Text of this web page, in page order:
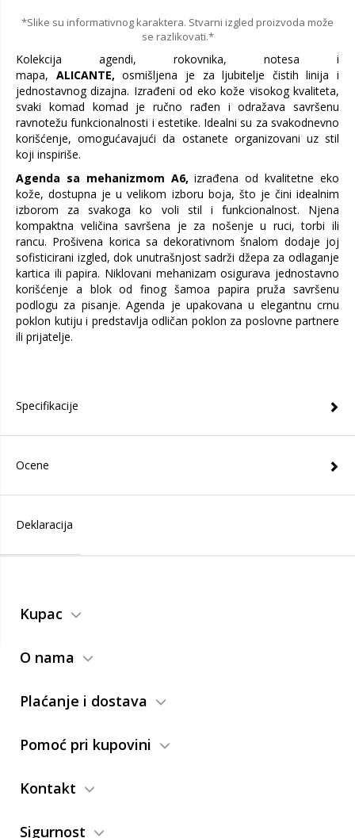
*Slike su informativnog karaktera. Stvarni izgled proizvoda može
se razlikovati.*
Kolekcija agendi, rokovnika, notesa i
mapa, ALICANTE,osmišljena je za ljubitelje čistih linija i
jednostavnog dizajna. Izrađeni od eko kože visokog kvaliteta,
svaki komad komad je ručno rađen i odražava savršenu
ravnotežu funkcionalnosti i estetike. Idealni su za svakodnevno
korišćenje, omogućavajući da ostanete organizovani uz stil
koji inspiriše.
Agenda sa mehanizmom A6, izrađena od kvalitetne eko
kože, dostupna je u velikom izboru boja, što je čini idealnim
izborom za svakoga ko voli stil i funkcionalnost. Njena
kompaktna veličina savršena je za nošenje u ruci, torbi ili
rancu. Prošivena korica sa dekorativnom šnalom dodaje joj
sofisticirani izgled, dok unutrašnjost sadrži džepa za odlaganje
kartica ili papira. Niklovani mehanizam osigurava jednostavno
korišćenje a blok od finog šamoa papira pruža savršenu
podlogu za pisanje. Agenda je upakovana u elegantnu crnu
poklon kutiju i predstavlja odličan poklon za poslovne partnere
ili prijatelje.
Specifikacije
Ocene
Deklaracija
Kupac
O nama
Plaćanje i dostava
Pomoć pri kupovini
Kontakt
Sigurnost